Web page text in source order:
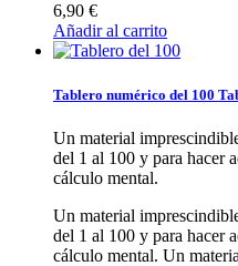
6,90 €
Añadir al carrito
Tablero numérico del 100
Un material
del 1 al 100 y para hacer
cálculo mental.
Un material
del 1 al 100 y para hacer
cálculo mental. Un